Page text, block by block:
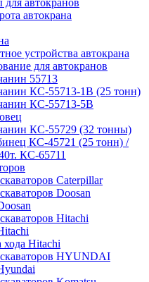
автокранов
автокрана
устройства автокрана
для автокранов
55713
КС-55713-1В (25 тонн)
КС-55713-5В
КС-55729 (32 тонны)
КС-45721 (25 тонн) /
КС-65711
Caterpillar
Doosan
Hitachi
хода Hitachi
HYUNDAI